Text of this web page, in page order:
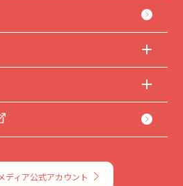
ディア公式アカウント